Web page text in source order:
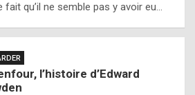
fait qu’il ne semble pas y avoir eu…
l’histoire d’Edward